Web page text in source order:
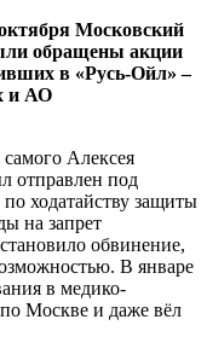
Московский
обращены акции
в «Русь-Ойл»–
и АО
Алексея
отправлен под
ходатайству защиты
на запрет
обвинение,
В январе
в медико-
по Москве и даже вёл